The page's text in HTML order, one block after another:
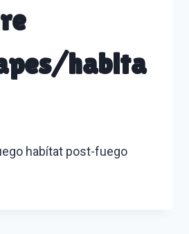
habita
habítat post-fuego